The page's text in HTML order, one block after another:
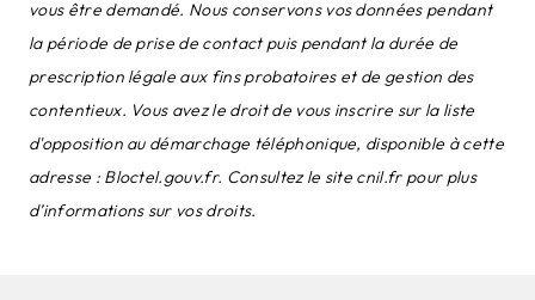
vous être demandé. Nous conservons vos données pendant
la période de prise de contact puis pendant la durée de
prescription légale aux fins probatoires et de gestion des
contentieux. Vous avez le droit de vous inscrire sur la liste
d'opposition au démarchage téléphonique, disponible à cette
adresse : Bloctel.gouv.fr. Consultez le site cnil.fr pour plus
d’informations sur vos droits.